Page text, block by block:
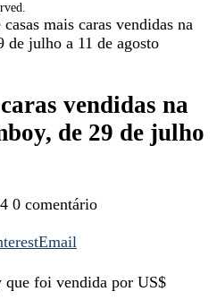
mais caras vendidas na
de julho a 11 de agosto
vendidas na
de 29 de julho
0 comentário
Email
que foi vendida por US$